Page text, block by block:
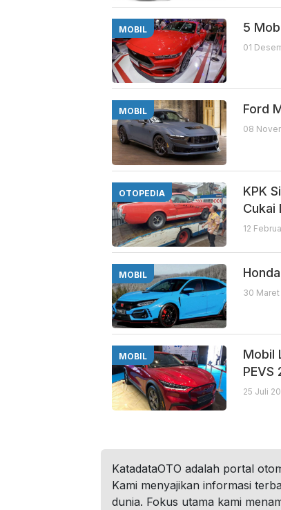
MOBIL 5
01
MOBIL Ford
08
OTOPEDIA
KPK
Cukai
12
MOBIL
30
MOBIL
Mobil
PEVS
25 Juli
KatadataOTO adalah portal
Kami menyajikan informasi
dunia. Fokus utama kami